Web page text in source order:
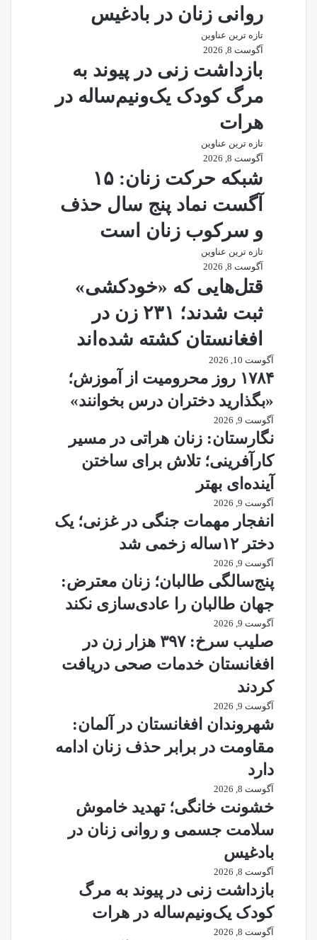
روانی زنان در بادغیس
تازه ترین عناوین
آگوست 8, 2026
بازداشت زنی در پیوند به
مرگ کودک یک‌ونیم‌ساله در
هرات
تازه ترین عناوین
آگوست 8, 2026
شبکه حرکت زنان: ۱۵
آگست نماد پنج سال حذف
و سرکوب زنان است
تازه ترین عناوین
آگوست 8, 2026
قتل‌هایی که «خودکشی»
ثبت شدند؛ ۲۳۱ زن در
افغانستان کشته شده‌اند
آگوست 10, 2026
۱۷۸۴ روز محرومیت از آموزش؛
«بگذارید دختران درس بخوانند»
آگوست 9, 2026
نگارستان: زنان هراتی در مسیر
کارآفرینی؛ تلاش برای ساختن
آینده‌ای بهتر
آگوست 9, 2026
انفجار مهمات جنگی در غزنی؛ یک
دختر ۱۲ساله زخمی شد
آگوست 9, 2026
پنج‌سالگی طالبان؛ زنان معترض:
جهان طالبان را عادی‌سازی نکند
آگوست 9, 2026
صلیب سرخ: ۳۹۷ هزار زن در
افغانستان خدمات صحی دریافت
کردند
آگوست 9, 2026
شهروندان افغانستان در آلمان:
مقاومت در برابر حذف زنان ادامه
دارد
آگوست 8, 2026
خشونت خانگی؛ تهدید خاموش
سلامت جسمی و روانی زنان در
بادغیس
آگوست 8, 2026
بازداشت زنی در پیوند به مرگ
کودک یک‌ونیم‌ساله در هرات
آگوست 8, 2026